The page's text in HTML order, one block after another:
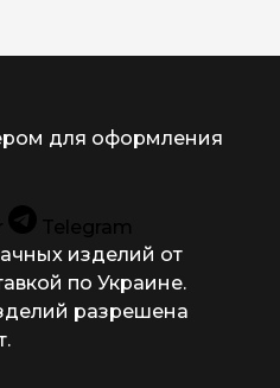
для оформления
Telegram
изделий от
по Украине.
разрешена